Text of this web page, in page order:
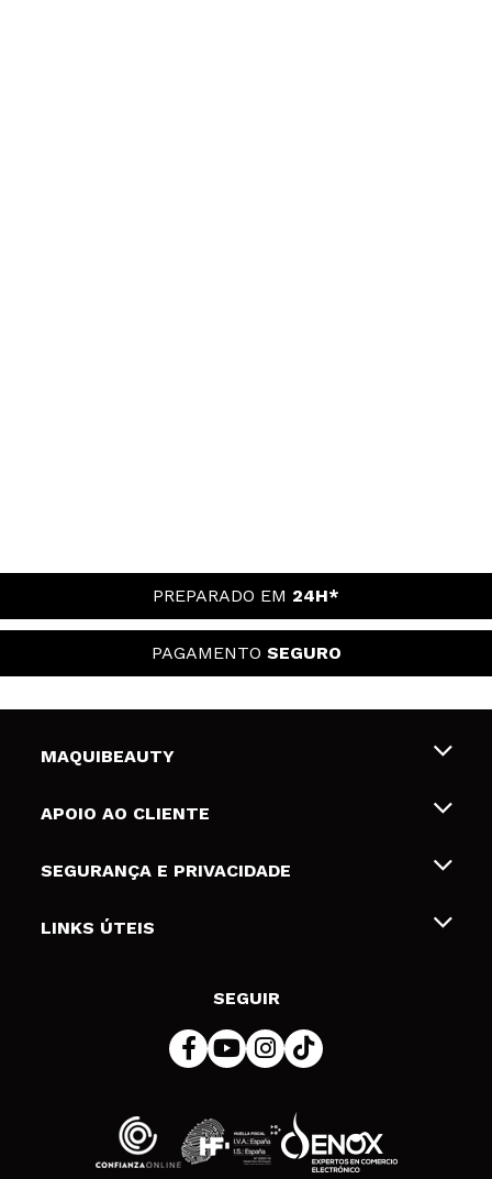
PREPARADO EM 24H*
PAGAMENTO SEGURO
MAQUIBEAUTY
Sobre nós
Gift Cards
APOIO AO CLIENTE
Envios e Devoluções
Formas de pagamento
SEGURANÇA E PRIVACIDADE
Termos e Privacidade
LINKS ÚTEIS
SEGUIR